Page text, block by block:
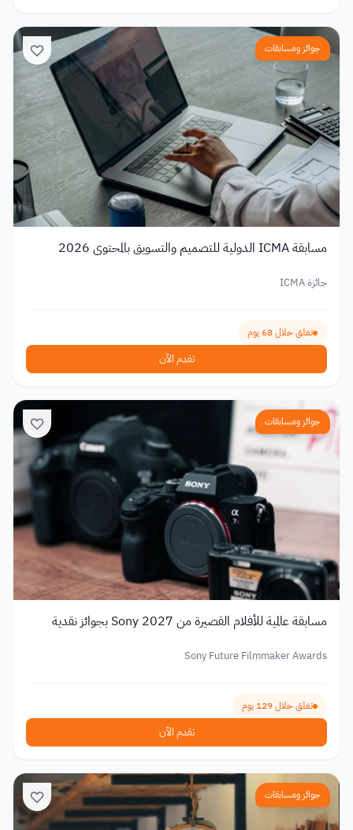
جوائز ومسابقات
مسابقة ICMA الدولية للتصميم والتسويق بالمحتوى 2026
جائزة ICMA
تغلق خلال 68 يوم
تقدم الآن
جوائز ومسابقات
مسابقة عالمية للأفلام القصيرة من Sony 2027 بجوائز نقدية
Sony Future Filmmaker Awards
تغلق خلال 129 يوم
تقدم الآن
جوائز ومسابقات